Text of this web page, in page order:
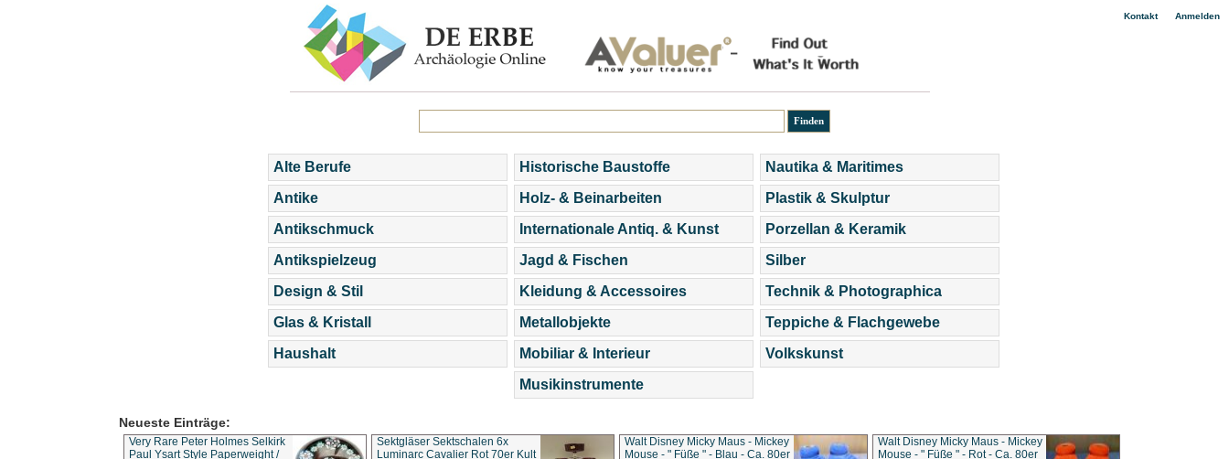
Kontakt| Anmelden
Alte Berufe
Antike
Antikschmuck
Antikspielzeug
Design & Stil
Glas & Kristall
Haushalt
Historische Baustoffe
Holz- & Beinarbeiten
Internationale Antiq. & Kunst
Jagd & Fischen
Kleidung & Accessoires
Metallobjekte
Mobiliar & Interieur
Musikinstrumente
Nautika & Maritimes
Plastik & Skulptur
Porzellan & Keramik
Silber
Technik & Photographica
Teppiche & Flachgewebe
Volkskunst
Neueste Einträge:
Very Rare Peter Holmes Selkirk
Paul Ysart Style Paperweight /
Sektgläser Sektschalen 6x
Luminarc Cavalier Rot 70er Kult
Walt Disney Micky Maus - Mickey
Mouse - " Füße " - Blau - Ca. 80er
Walt Disney Micky Maus - Mickey
Mouse - " Füße " - Rot - Ca. 80er